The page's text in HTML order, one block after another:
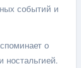
событий и
о
ностальгией.